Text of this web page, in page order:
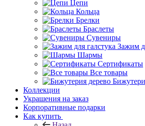
Цепи
Кольца
Брелки
Браслеты
Сувениры
Зажим
Шармы
Сертификаты
Все товары
Коллекции
Украшения на заказ
Корпоративные подарки
Как купить